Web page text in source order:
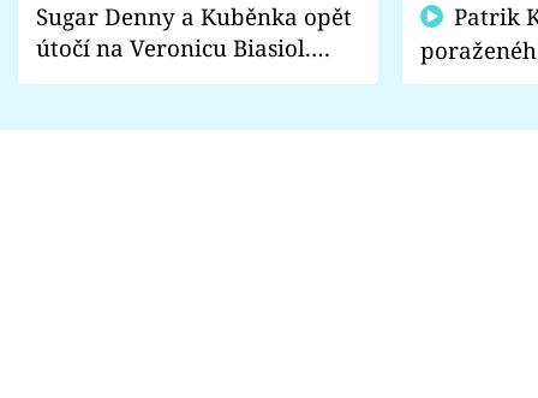
Sugar Denny a Kuběnka opět
útočí na Veronicu Biasiol.
Proč je podle nich falešná a
fanoušci